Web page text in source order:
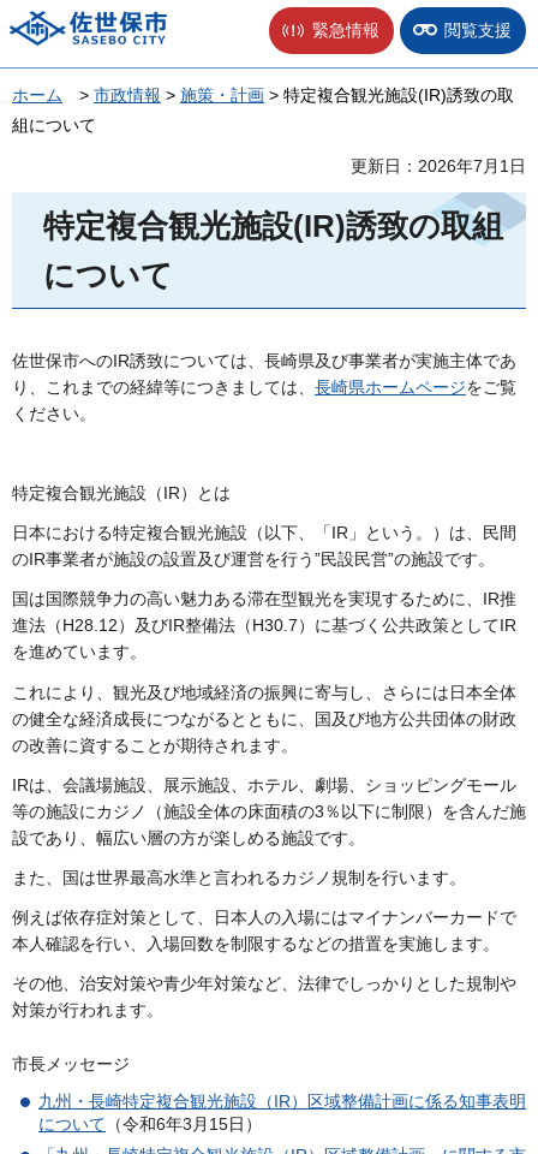
佐世保市 緊急情報 閲覧支援
ホーム > 市政情報 > 施策・計画 > 特定複合観光施設(IR)誘致の取
組について
更新日：2026年7月1日
特定複合観光施設(IR)誘致の取組
について
佐世保市へのIR誘致については、長崎県及び事業者が実施主体であ
り、これまでの経緯等につきましては、 長崎県ホームページをご覧
ください。
特定複合観光施設（IR）とは
日本における特定複合観光施設（以下、「IR」という。）は、民間
のIR事業者が施設の設置及び運営を行う”民設民営”の施設です。
国は国際競争力の高い魅力ある滞在型観光を実現するために、IR推
進法（H28.12）及びIR整備法（H30.7）に基づく公共政策としてIR
を進めています。
これにより、観光及び地域経済の振興に寄与し、さらには日本全体
の健全な経済成長につながるとともに、国及び地方公共団体の財政
の改善に資することが期待されます。
IRは、会議場施設、展示施設、ホテル、劇場、ショッピングモール
等の施設にカジノ（施設全体の床面積の3％以下に制限）を含んだ施
設であり、幅広い層の方が楽しめる施設です。
また、国は世界最高水準と言われるカジノ規制を行います。
例えば依存症対策として、日本人の入場にはマイナンバーカードで
本人確認を行い、入場回数を制限するなどの措置を実施します。
その他、治安対策や青少年対策など、法律でしっかりとした規制や
対策が行われます。
市長メッセージ
九州・長崎特定複合観光施設（IR）区域整備計画に係る知事表明
について （令和6年3月15日）